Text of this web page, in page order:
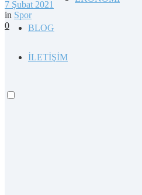
BLOG
İLETİŞİM
7 Şubat 2021
in Spor
0